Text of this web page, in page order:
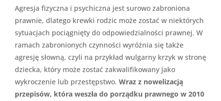
Agresja fizyczna i psychiczna jest surowo zabroniona
prawnie, dlatego krewki rodzic może zostać w niektórych
sytuacjach pociągnięty do odpowiedzialności prawnej. W
ramach zabronionych czynności wyróżnia się także
agresję słowną, czyli na przykład wulgarny krzyk w stronę
dziecka, który może zostać zakwalifikowany jako
wykroczenie lub przestępstwo. Wraz z nowelizacją
przepisów, która weszła do porządku prawnego w 2010